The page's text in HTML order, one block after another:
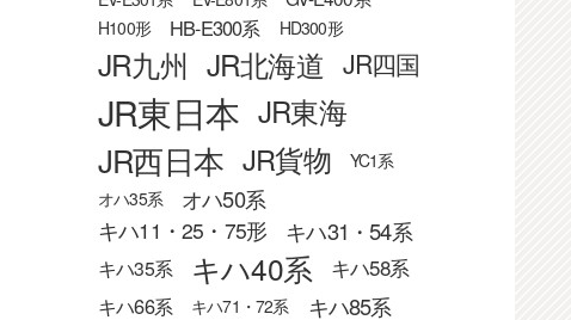
H100形 HB-E300系 HD300形
JR九州 JR北海道 JR四国
JR東日本 JR東海
JR西日本 JR貨物
YC1系
オハ35系
オハ50系
キハ11・25・75形 キハ31・54系
キハ35系 キハ40系
キハ58系
キハ66系
キハ71・72系 キハ85系